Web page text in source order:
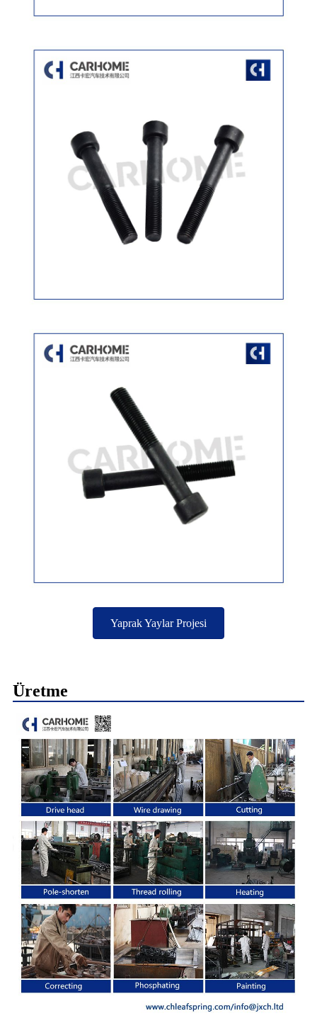
Yaprak Yaylar Projesi
Üretme